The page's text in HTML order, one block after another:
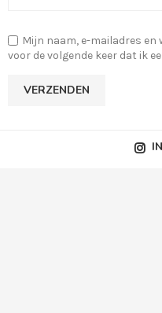
Mijn naam, e-mailadres en
voor de volgende keer dat ik